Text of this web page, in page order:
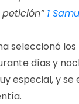
petición” 1
seleccionó
días y
especial, y